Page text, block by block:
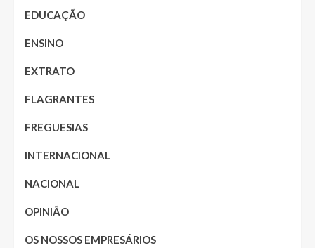
EDUCAÇÃO
ENSINO
EXTRATO
FLAGRANTES
FREGUESIAS
INTERNACIONAL
NACIONAL
OPINIÃO
OS NOSSOS EMPRESÁRIOS